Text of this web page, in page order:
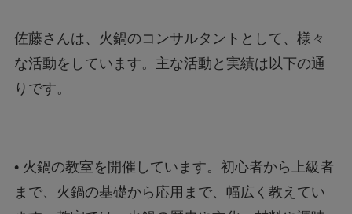
佐藤さんは、火鍋のコンサルタントとして、様々
な活動をしています。主な活動と実績は以下の通
りです。
• 火鍋の教室を開催しています。初心者から上級者
まで、火鍋の基礎から応用まで、幅広く教えてい